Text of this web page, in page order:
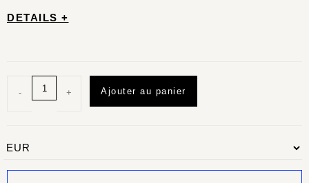
DETAILS +
- + Ajouter au panier